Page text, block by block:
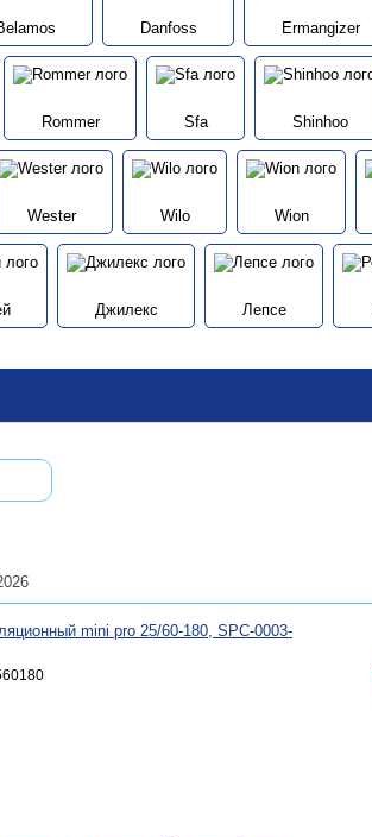
Danfoss Ermangizer
Rommer Sfa Shinhoo
Wester Wilo Wion
Джилекс Лепсе
mini pro 25/60-180, SPC-0003-